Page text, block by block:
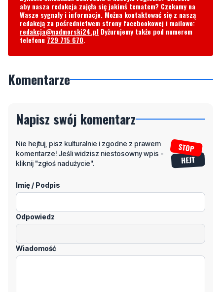
aby nasza redakcja zajęła się jakimś tematem? Czekamy na
Wasze sygnały i informacje. Można kontaktować się z naszą
redakcją za pośrednictwem strony facebookowej i mailowo:
redakcja@nadmorski24.pl Dyżurujemy także pod numerem
telefonu 729 715 670.
Komentarze
Napisz swój komentarz
Nie hejtuj, pisz kulturalnie i zgodne z prawem
komentarze! Jeśli widzisz niestosowny wpis -
kliknij "zgłoś nadużycie".
Imię / Podpis
Odpowiedz
Wiadomość